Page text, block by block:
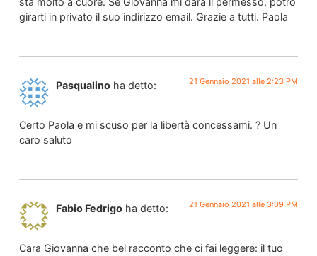
girarti in privato il suo indirizzo email. Grazie a tutti. Paola
Pasqualino ha detto: 21 Gennaio 2021 alle 2:23 PM
Certo Paola e mi scuso per la libertà concessami. ? Un
caro saluto
Fabio Fedrigo ha detto: 21 Gennaio 2021 alle 3:09 PM
Cara Giovanna che bel racconto che ci fai leggere: il tuo